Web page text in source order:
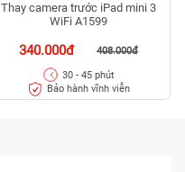
Thay camera trước iPad mini 3
WiFi A1599
340.000đ 408.000đ
30 - 45 phút
Bảo hành vĩnh viễn